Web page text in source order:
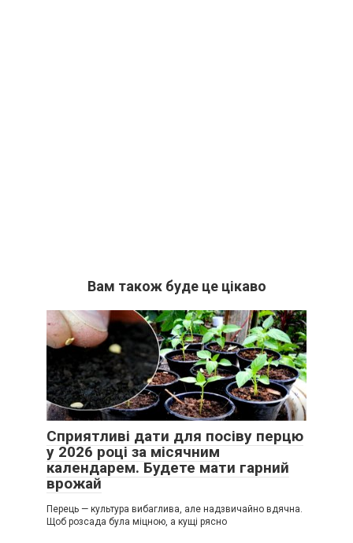
Вам також буде це цікаво
Сприятливі дати для посіву перцю
у 2026 році за місячним
календарем. Будете мати гарний
врожай
Перець — культура вибаглива, але надзвичайно вдячна.
Щоб розсада була міцною, а кущі рясно